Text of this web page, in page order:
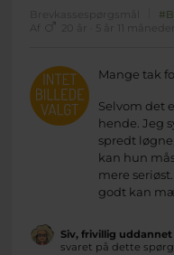
Brevkassespørgsmål
Af
20 år · 5 år 11
Mange tak
Selvom det
hende. Jeg
spredt
kan hun
mere
godt kan
Siv, frivillig
svaret på dette